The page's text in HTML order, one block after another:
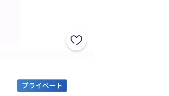
プライベート